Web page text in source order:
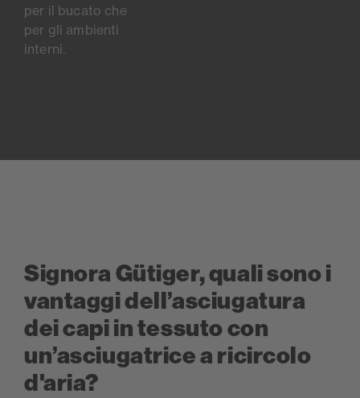
per il bucato che
per gli ambienti
interni.
Signora Gütiger, quali sono i
vantaggi dell’asciugatura
dei capi in tessuto con
un’asciugatrice a ricircolo
d'aria?